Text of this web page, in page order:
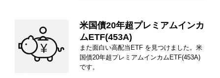
米国債20年超プレミアムインカ
ムETF(453A)
また面白い高配当ETF を見つけました。米
国債20年超プレミアムインカムETF(453A)
です。